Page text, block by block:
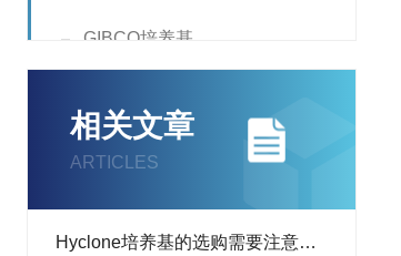
GIBCO培养基
双抗，胰酶
N2添加剂
相关文章
ARTICLES
Hyclone培养基的选购需要注意哪些内容？